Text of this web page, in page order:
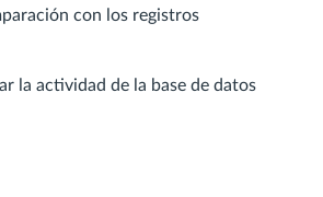
con los registros
la actividad de la base de datos